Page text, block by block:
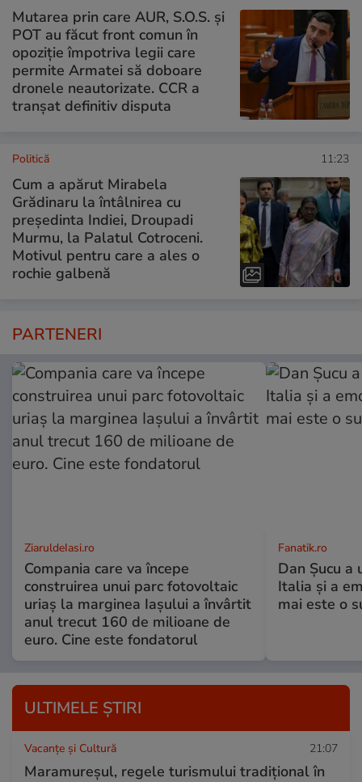
Mutarea prin care AUR, S.O.S. și
POT au făcut front comun în
opoziție împotriva legii care
permite Armatei să doboare
dronele neautorizate. CCR a
tranșat definitiv disputa
Politică 11:23
Cum a apărut Mirabela
Grădinaru la întâlnirea cu
președinta Indiei, Droupadi
Murmu, la Palatul Cotroceni.
Motivul pentru care a ales o
rochie galbenă
PARTENERI
ZiaruldeIasi.ro
Compania care va începe
construirea unui parc fotovoltaic
uriaș la marginea Iașului a învârtit
anul trecut 160 de milioane de
euro. Cine este fondatorul
Fanatik.ro
Dan Șucu a
Italia și a
mai este o
ULTIMELE ȘTIRI
Vacanțe și Cultură 21:07
Maramureșul, regele turismului tradițional în